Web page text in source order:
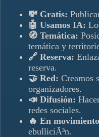
💸 Gratis:
🤖 Usamos IA:
🧭 Temática:
temática y
🔗 Reserva:
reserva.
🤝 Red: Creamos
organizadores.
📣 Difusión:
redes sociales.
🔥 En
ebulliciÃ³n.